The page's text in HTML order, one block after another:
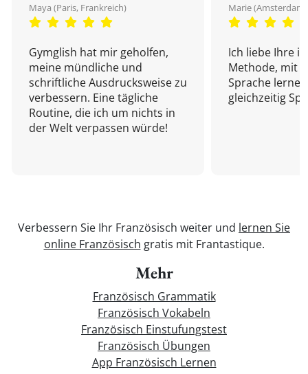
Maya (Paris, Frankreich)
Gymglish hat mir geholfen,
meine mündliche und
schriftliche Ausdrucksweise zu
verbessern. Eine tägliche
Routine, die ich um nichts in
der Welt verpassen würde!
Marie
Ich liebe Ihre
Methode, mit
Sprache
gleichzeitig
Verbessern Sie Ihr Französisch weiter und lernen Sie
online Französisch gratis mit Frantastique.
Mehr
Französisch Grammatik
Französisch Vokabeln
Französisch Einstufungstest
Französisch Übungen
App Französisch Lernen